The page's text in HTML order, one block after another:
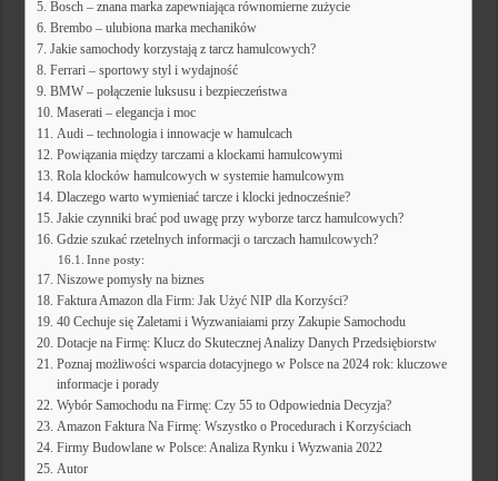
Bosch – znana marka zapewniająca równomierne zużycie
Brembo – ulubiona marka mechaników
Jakie samochody korzystają z tarcz hamulcowych?
Ferrari – sportowy styl i wydajność
BMW – połączenie luksusu i bezpieczeństwa
Maserati – elegancja i moc
Audi – technologia i innowacje w hamulcach
Powiązania między tarczami a klockami hamulcowymi
Rola klocków hamulcowych w systemie hamulcowym
Dlaczego warto wymieniać tarcze i klocki jednocześnie?
Jakie czynniki brać pod uwagę przy wyborze tarcz hamulcowych?
Gdzie szukać rzetelnych informacji o tarczach hamulcowych?
Inne posty:
Niszowe pomysły na biznes
Faktura Amazon dla Firm: Jak Użyć NIP dla Korzyści?
40 Cechuje się Zaletami i Wyzwaniaiami przy Zakupie Samochodu
Dotacje na Firmę: Klucz do Skutecznej Analizy Danych Przedsiębiorstw
Poznaj możliwości wsparcia dotacyjnego w Polsce na 2024 rok: kluczowe
informacje i porady
Wybór Samochodu na Firmę: Czy 55 to Odpowiednia Decyzja?
Amazon Faktura Na Firmę: Wszystko o Procedurach i Korzyściach
Firmy Budowlane w Polsce: Analiza Rynku i Wyzwania 2022
Autor